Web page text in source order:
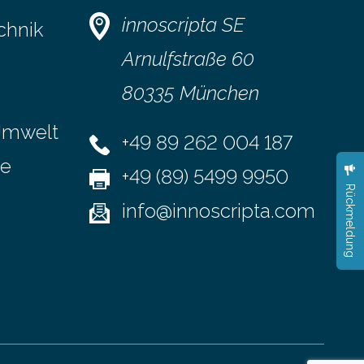
da das Virus jederzeit wieder
eingeschleppt werden könnte.
Epidemiolog:innen des Helmholtz-
Zentrums für Infektionsforschung (HZI)
haben nun gezeigt, dass viele…
innoscripta SE
Arnulfstraße 60
80335 München
+49 89 262 004 187
+49 (89) 5499 9950
info@innoscripta.com
Rückmeldung